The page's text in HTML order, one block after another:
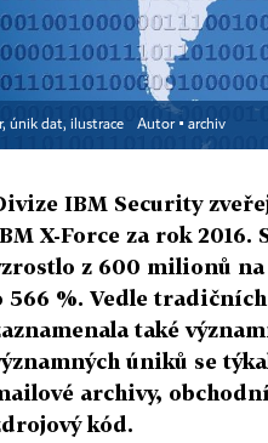
únik dat, ilustrace Autor ▪ archiv
IBM Security
X-Force za rok
z 600 milionů
566 %. Vedle
také
úniků se
archivy,
kód.